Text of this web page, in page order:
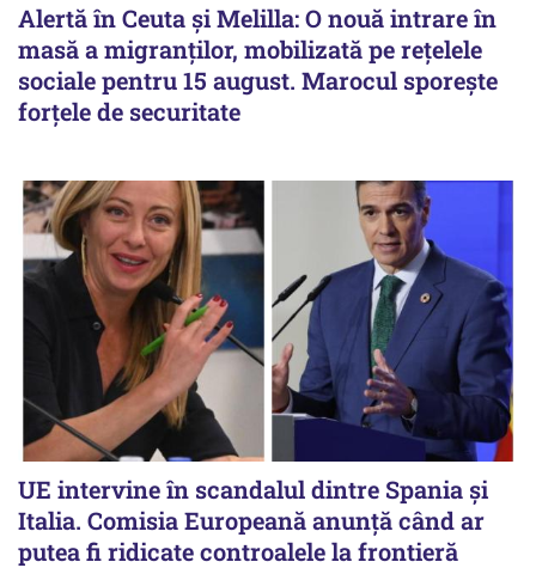
Alertă în Ceuta și Melilla: O nouă intrare în
masă a migranților, mobilizată pe rețelele
sociale pentru 15 august. Marocul sporește
forțele de securitate
UE intervine în scandalul dintre Spania și
Italia. Comisia Europeană anunță când ar
putea fi ridicate controalele la frontieră